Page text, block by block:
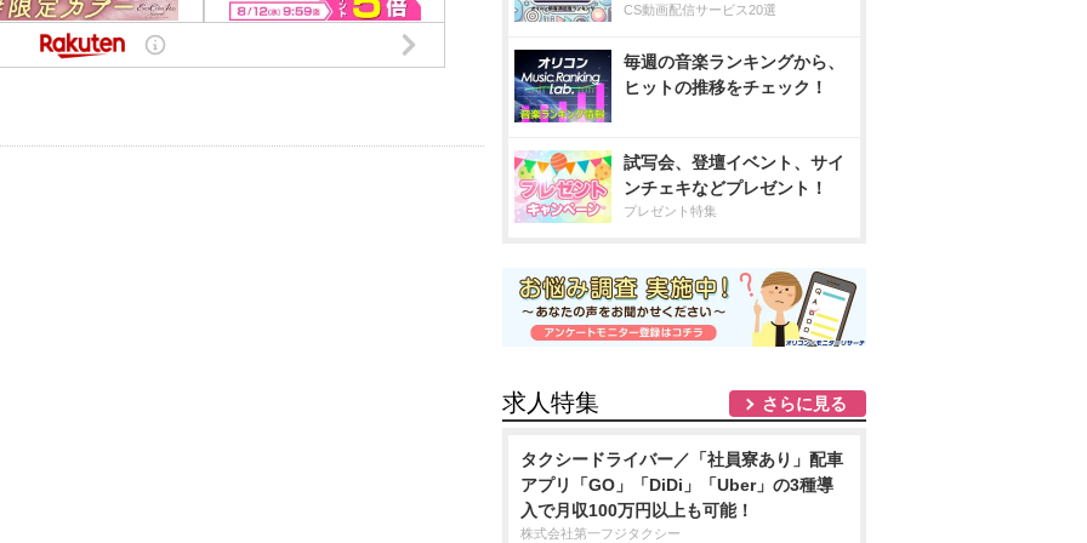
CS動画配信サービス20選
毎週の音楽ランキングから、
ヒットの推移をチェック！
試写会、登壇イベント、サイ
ンチェキなどプレゼント！
プレゼント特集
求人特集 さらに見る
タクシードライバー／「社員寮あり」配車
アプリ「GO」「DiDi」「Uber」の3種導
入で月収100万円以上も可能！
株式会社第一フジタクシー